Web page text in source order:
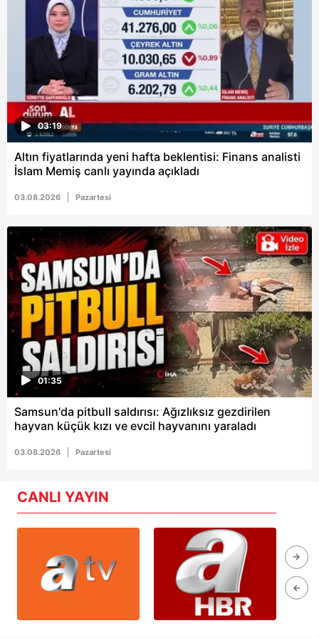
6698 sayılı Kişisel Verilerin Korunması Kanunu uyarınca
hazırlanmış Aydınlatma Metnimizi okumak ve sitemizde
ilgili mevzuata uygun olarak kullanılan çerezlerle ilgili bilgi
tıklayınız.
03:19
Altın fiyatlarında yeni hafta beklentisi: Finans analisti
İslam Memiş canlı yayında açıkladı
03.08.2026 Pazartesi
01:35
Samsun'da pitbull saldırısı: Ağızlıksız gezdirilen
hayvan küçük kızı ve evcil hayvanını yaraladı
03.08.2026 Pazartesi
CANLI YAYIN